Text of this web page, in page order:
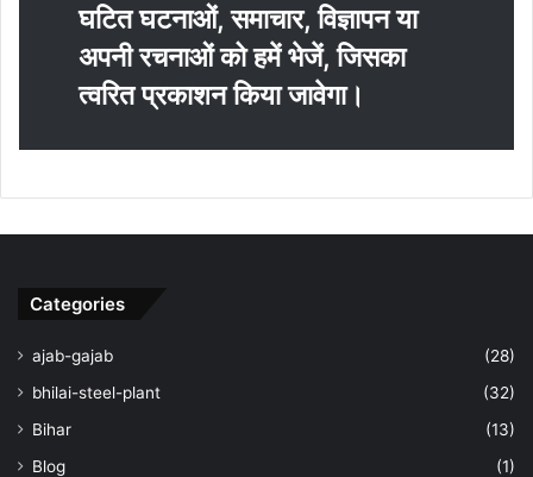
घटित घटनाओं, समाचार, विज्ञापन या
अपनी रचनाओं को हमें भेजें, जिसका
त्‍वरित प्रकाशन किया जावेगा।
Categories
ajab-gajab
(28)
bhilai-steel-plant
(32)
Bihar
(13)
Blog
(1)